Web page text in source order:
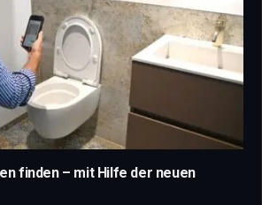
finden – mit Hilfe der neuen